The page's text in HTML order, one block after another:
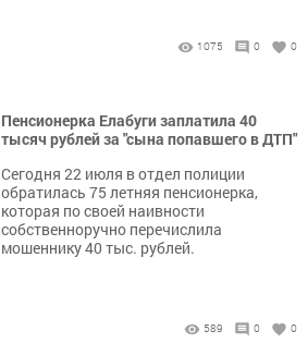
1075 0 0
Пенсионерка Елабуги заплатила 40
тысяч рублей за "сына попавшего в ДТП"
Сегодня 22 июля в отдел полиции
обратилась 75 летняя пенсионерка,
которая по своей наивности
собственноручно перечислила
мошеннику 40 тыс. рублей.
589 0 0